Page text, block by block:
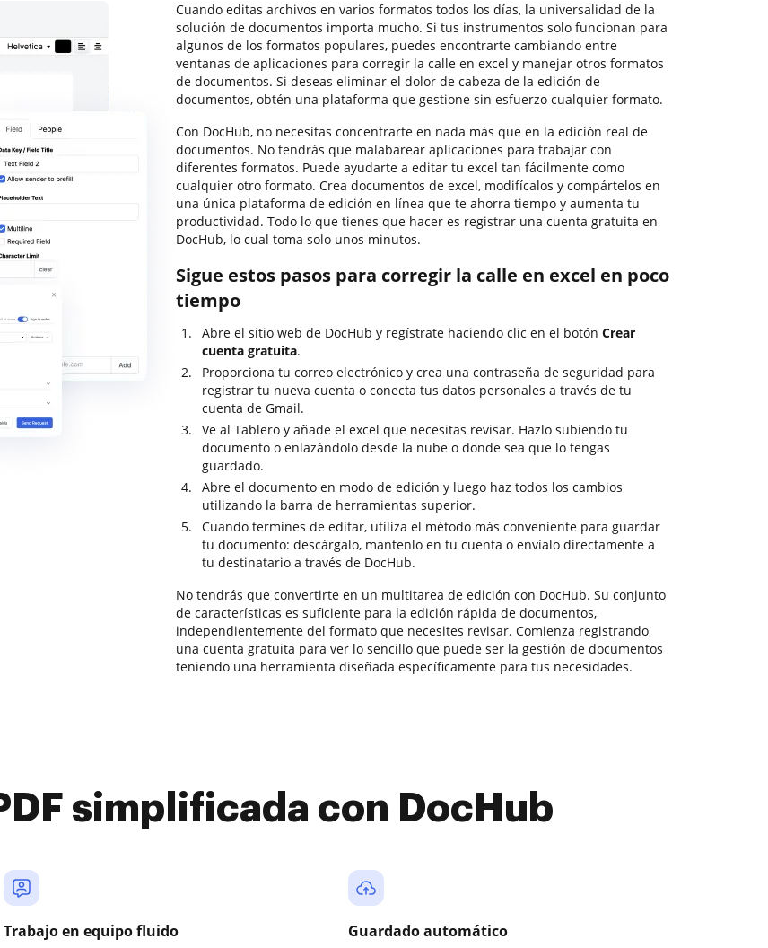
Cuando editas archivos en varios formatos todos los días, la universalidad de la
solución de documentos importa mucho. Si tus instrumentos solo funcionan para
algunos de los formatos populares, puedes encontrarte cambiando entre
ventanas de aplicaciones para corregir la calle en excel y manejar otros formatos
de documentos. Si deseas eliminar el dolor de cabeza de la edición de
documentos, obtén una plataforma que gestione sin esfuerzo cualquier formato.
Con DocHub, no necesitas concentrarte en nada más que en la edición real de
documentos. No tendrás que malabarear aplicaciones para trabajar con
diferentes formatos. Puede ayudarte a editar tu excel tan fácilmente como
cualquier otro formato. Crea documentos de excel, modifícalos y compártelos en
una única plataforma de edición en línea que te ahorra tiempo y aumenta tu
productividad. Todo lo que tienes que hacer es registrar una cuenta gratuita en
DocHub, lo cual toma solo unos minutos.
Sigue estos pasos para corregir la calle en excel en poco
tiempo
Abre el sitio web de DocHub y regístrate haciendo clic en el botón Crear
cuenta gratuita.
Proporciona tu correo electrónico y crea una contraseña de seguridad para
registrar tu nueva cuenta o conecta tus datos personales a través de tu
cuenta de Gmail.
Ve al Tablero y añade el excel que necesitas revisar. Hazlo subiendo tu
documento o enlazándolo desde la nube o donde sea que lo tengas
guardado.
Abre el documento en modo de edición y luego haz todos los cambios
utilizando la barra de herramientas superior.
Cuando termines de editar, utiliza el método más conveniente para guardar
tu documento: descárgalo, mantenlo en tu cuenta o envíalo directamente a
tu destinatario a través de DocHub.
No tendrás que convertirte en un multitarea de edición con DocHub. Su conjunto
de características es suficiente para la edición rápida de documentos,
independientemente del formato que necesites revisar. Comienza registrando
una cuenta gratuita para ver lo sencillo que puede ser la gestión de documentos
teniendo una herramienta diseñada específicamente para tus necesidades.
simplificada con DocHub
Trabajo en equipo fluido Guardado automático